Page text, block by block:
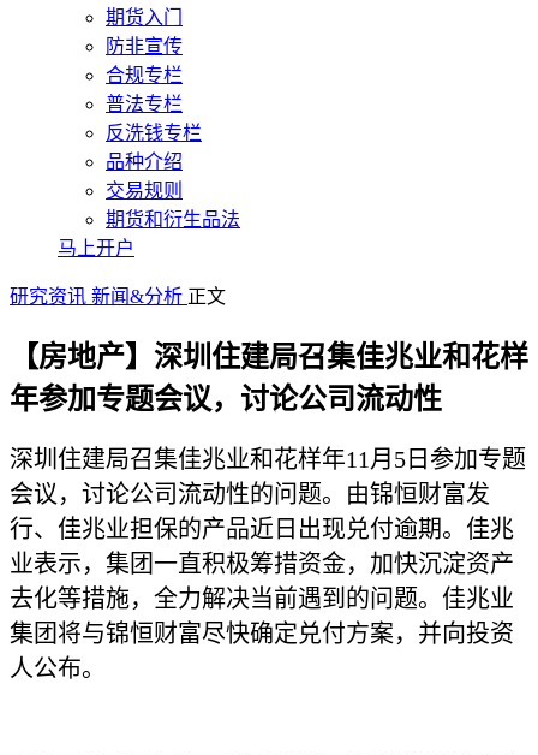
期货入门
防非宣传
合规专栏
普法专栏
反洗钱专栏
品种介绍
交易规则
期货和衍生品法
马上开户
研究资讯 新闻&分析 正文
【房地产】深圳住建局召集佳兆业和花样
年参加专题会议，讨论公司流动性
深圳住建局召集佳兆业和花样年11月5日参加专题
会议，讨论公司流动性的问题。由锦恒财富发
行、佳兆业担保的产品近日出现兑付逾期。佳兆
业表示，集团一直积极筹措资金，加快沉淀资产
去化等措施，全力解决当前遇到的问题。佳兆业
集团将与锦恒财富尽快确定兑付方案，并向投资
人公布。